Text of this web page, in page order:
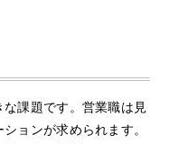
課題です。営業職は見
ョンが求められます。